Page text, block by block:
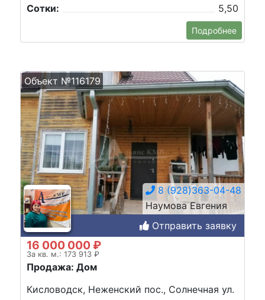
Сотки:
5,50
Подробнее
Объект №116179
8 (928)363-04-48
Наумова Евгения
Отправить заявку
16 000 000 ₽
За кв. м.: 173 913 ₽
Продажа: Дом
Кисловодск, Неженский пос., Солнечная ул.